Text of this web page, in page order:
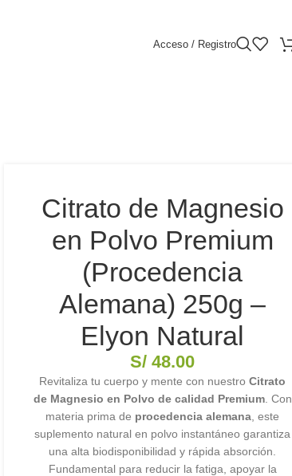
Acceso / Registro
Citrato de Magnesio
en Polvo Premium
(Procedencia
Alemana) 250g –
Elyon Natural
S/ 48.00
Revitaliza tu cuerpo y mente con nuestroCitrato
de Magnesio en Polvo de calidad Premium. Con
materia prima de procedencia alemana , este
suplemento natural en polvo instantáneo garantiza
una alta biodisponibilidad y rápida absorción.
Fundamental para reducir la fatiga, apoyar la